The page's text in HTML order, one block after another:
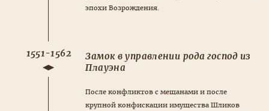
эпохи Возрождения.
1551-1562
Замок в управлении рода господ из
Плауэна
После конфликтов с мещанами и после
крупной конфискации имущества Шликов